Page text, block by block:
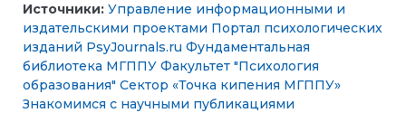
Источники: Управление информационными и
издательскими проектами Портал психологических
изданий PsyJournals.ru Фундаментальная
библиотека МГППУ Факультет "Психология
образования" Сектор «Точка кипения МГППУ»
Знакомимся с научными публикациями